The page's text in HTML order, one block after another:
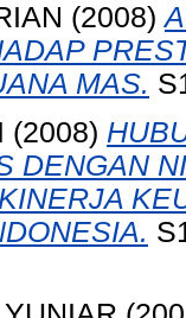
(2008)
MAS.
(2008)
DENGAN